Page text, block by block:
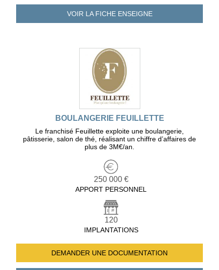
VOIR LA FICHEENSEIGNE
BOULANGERIE FEUILLETTE
Le franchisé Feuillette exploite une boulangerie,
pâtisserie, salon de thé, réalisant un chiffre d’affaires de
plus de 3M€/an.
250 000 €
APPORT PERSONNEL
120
IMPLANTATIONS
DEMANDER UNE DOCUMENTATION